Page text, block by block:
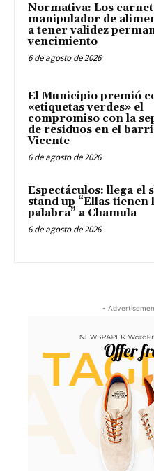
Normativa: Los
manipulador de
a tener validez
vencimiento
6 de agosto de 2026
El Municipio premió
«etiquetas verdes» el
compromiso con la
de residuos en el
Vicente
6 de agosto de 2026
Espectáculos: llega el
stand up “Ellas tienen
palabra” a Chamula
6 de agosto de 2026
-